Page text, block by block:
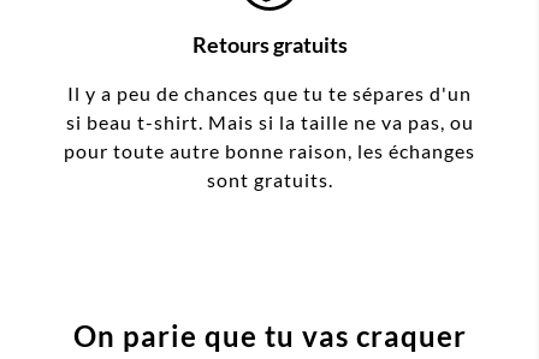
Retours gratuits
Il y a peu de chances que tu te sépares d'un
si beau t-shirt. Mais si la taille ne va pas, ou
pour toute autre bonne raison, les échanges
sont gratuits.
On parie que tu vas craquer